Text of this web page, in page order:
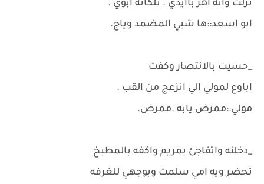
نزلت وانه اهز باايدي . تلكانه ابوي .
ابو اسعد::ها شبي المضمد وياج.
_حسيت بالانتصار وكفت
اباوع لمولي الي انزعج من القب .
مولي::ممرض يابه .ممرض.
_دخلنه واتفاجئ بمريم واكفه بالمطبخ
تحضر ويه امي سلمت وبوجهي للغرفه